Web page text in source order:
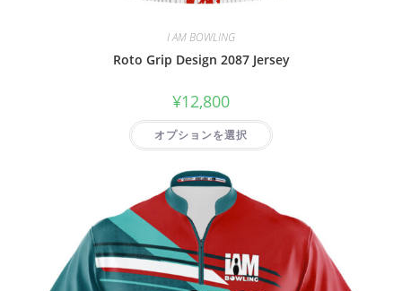
I AM BOWLING
Roto Grip Design 2087 Jersey
¥12,800
オプションを選択